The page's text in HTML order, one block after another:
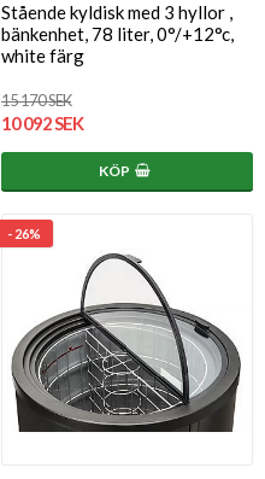
Stående kyldisk med 3 hyllor ,
bänkenhet, 78 liter, 0°/+12°c,
white färg
15 170 SEK
10 092 SEK
KÖP
- 26%